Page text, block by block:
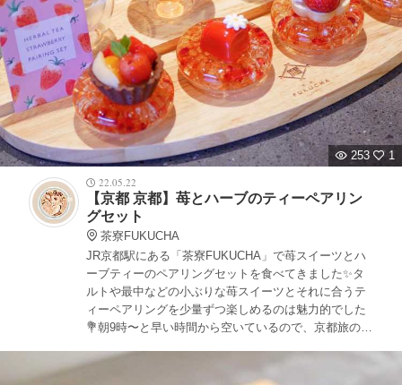
253
1
22.05.22
【京都 京都】苺とハーブのティーペアリン
グセット
茶寮FUKUCHA
JR京都駅にある「茶寮FUKUCHA」で苺スイーツとハ
ーブティーのペアリングセットを食べてきました✨タ
ルトや最中などの小ぶりな苺スイーツとそれに合うテ
ィーペアリングを少量ずつ楽しめるのは魅力的でした
💐朝9時〜と早い時間から空いているので、京都旅のス